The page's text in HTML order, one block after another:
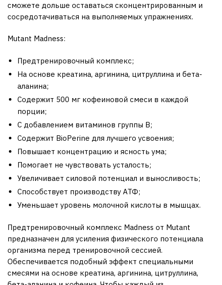
сможете дольше оставаться сконцентрированным и
сосредотачиваться на выполняемых упражнениях.
Mutant Madness:
Предтренировочный комплекс;
На основе креатина, аргинина, цитруллина и бета-
аланина;
Содержит 500 мг кофеиновой смеси в каждой
порции;
С добавлением витаминов группы B;
Содержит BioPerine для лучшего усвоения;
Повышает концентрацию и ясность ума;
Помогает не чувствовать усталость;
Увеличивает силовой потенциал и выносливость;
Способствует производству АТФ;
Уменьшает уровень молочной кислоты в мышцах.
Предтренировочный комплекс Madness от Mutant
предназначен для усиления физического потенциала
организма перед тренировочной сессией.
Обеспечивается подобный эффект специальными
смесями на основе креатина, аргинина, цитруллина,